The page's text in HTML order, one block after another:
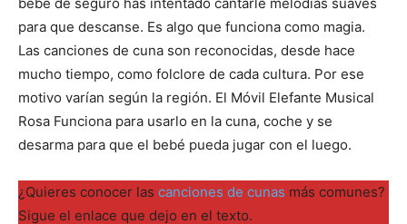
bebé de seguro has intentado cantarle melodías suaves
para que descanse. Es algo que funciona como magia.
Las canciones de cuna son reconocidas, desde hace
mucho tiempo, como folclore de cada cultura. Por ese
motivo varían según la región. El Móvil Elefante Musical
Rosa Funciona para usarlo en la cuna, coche y se
desarma para que el bebé pueda jugar con el luego.
¿Quieres conocer las canciones de cunas más comunes?
Sigue el enlace que dejo en el texto.